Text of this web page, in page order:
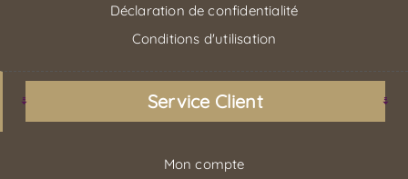
Déclaration de confidentialité
Conditions d'utilisation
Service Client
Mon compte